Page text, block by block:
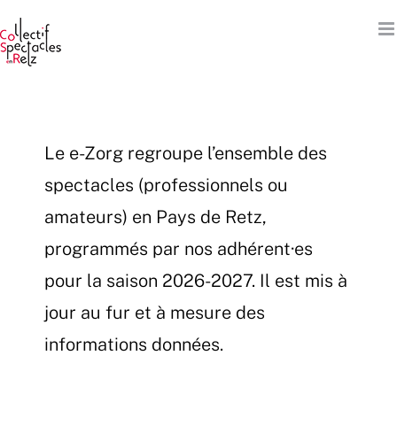
au
contenu
Le e-Zorg regroupe l’ensemble des
spectacles (professionnels ou
amateurs) en Pays de Retz,
programmés par nos adhérent·es
pour la saison 2026-2027. Il est mis à
jour au fur et à mesure des
informations données.